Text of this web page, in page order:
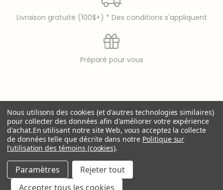
Livraison gratuite (100$+) * Des conditions s'appliquent
Préparé pour vous
Laura Secord is a registered trademark of 9397-8914
Québec Inc..
Nous utilisons des cookies (et d'autres technologies similaires)
pour collecter des données afin d'améliorer votre expérience
d'achat.En utilisant notre site Web, vous acceptez la collecte
de données telle que décrite dans notre Politique sur
l’utilisation des témoins (cookies).
Paramètres
Rejeter tout
Accepter tous les cookies